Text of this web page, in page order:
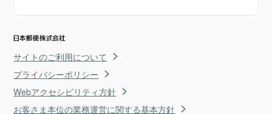
サイトのご利用について
プライバシーポリシー
Webアクセシビリティ方針
お客さま本位の業務運営に関する基本方針